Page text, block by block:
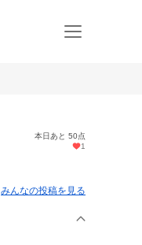
本日あと 50点
1
みんなの投稿を見る